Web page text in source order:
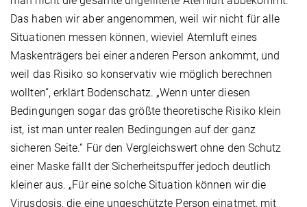
Das haben wir aber angenommen, weil wir nicht für alle
Situationen messen können, wieviel Atemluft eines
Maskenträgers bei einer anderen Person ankommt, und
weil das Risiko so konservativ wie möglich berechnen
wollten“, erklärt Bodenschatz. „Wenn unter diesen
Bedingungen sogar das größte theoretische Risiko klein
ist, ist man unter realen Bedingungen auf der ganz
sicheren Seite.“ Für den Vergleichswert ohne den Schutz
einer Maske fällt der Sicherheitspuffer jedoch deutlich
kleiner aus. „Für eine solche Situation können wir die
Virusdosis, die eine ungeschützte Person einatmet, mit